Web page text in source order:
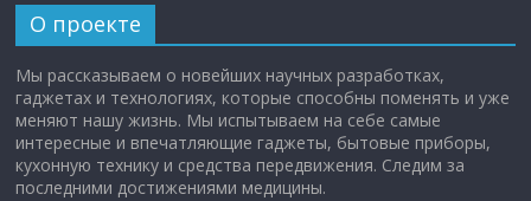
О проекте
Мы рассказываем о новейших научных разработках,
гаджетах и технологиях, которые способны поменять и уже
меняют нашу жизнь. Мы испытываем на себе самые
интересные и впечатляющие гаджеты, бытовые приборы,
кухонную технику и средства передвижения. Следим за
последними достижениями медицины.